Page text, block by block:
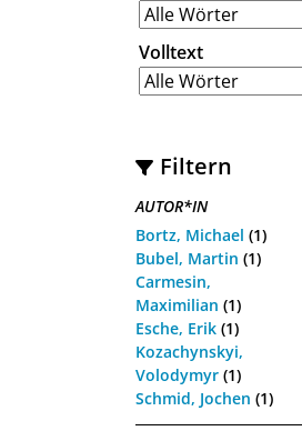
Volltext
Filtern
AUTOR*IN
Bortz, Michael (1)
Bubel, Martin (1)
Carmesin,
Maximilian (1)
Esche, Erik (1)
Kozachynskyi,
Volodymyr (1)
Schmid, Jochen (1)